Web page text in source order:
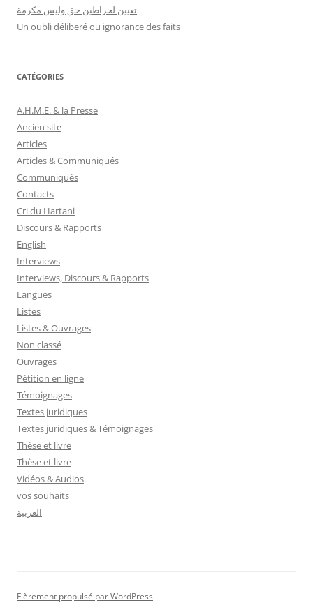
تعيين لحراطين حق وليس مكرمة
Un oubli déliberé ou ignorance des faits
CATÉGORIES
A.H.M.E. & la Presse
Ancien site
Articles
Articles & Communiqués
Communiqués
Contacts
Cri du Hartani
Discours & Rapports
English
Interviews
Interviews, Discours & Rapports
Langues
Listes
Listes & Ouvrages
Non classé
Ouvrages
Pétition en ligne
Témoignages
Textes juridiques
Textes juridiques & Témoignages
Thèse et livre
Thèse et livre
Vidéos & Audios
vos souhaits
العربية
Fièrement propulsé par WordPress